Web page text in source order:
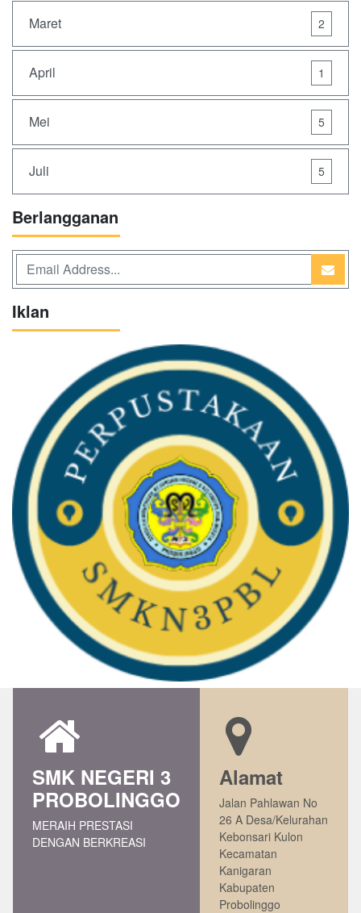
Maret 2
April 1
Mei 5
Juli 5
Berlangganan
Iklan
SMK NEGERI 3
PROBOLINGGO
MERAIH PRESTASI
DENGAN BERKREASI
Alamat
Jalan Pahlawan No
26 A Desa/Kelurahan
Kebonsari Kulon
Kecamatan
Kanigaran
Kabupaten
Probolinggo